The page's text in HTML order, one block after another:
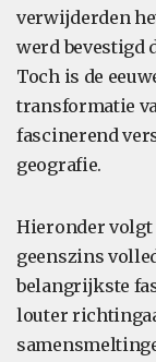
verwijderden
werd bevestigd
Toch is de
transformatie
fascinerend
geografie.
Hieronder volgt
geenszins
belangrijkste
louter